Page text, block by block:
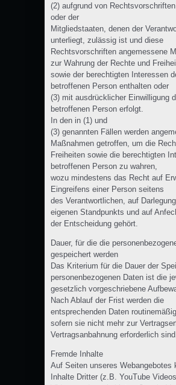
(2) aufgrund von
oder der
Mitgliedstaaten, denen der
unterliegt, zulässig ist und diese
Rechtsvorschriften angemessene
zur Wahrung der Rechte und
sowie der berechtigten Interessen
betroffenen Person enthalten oder
(3) mit ausdrücklicher Einwilligung
betroffenen Person erfolgt.
In den in (1) und
(3) genannten Fällen werden
Maßnahmen getroffen, um die
Freiheiten sowie die berechtigten
betroffenen Person zu wahren,
wozu mindestens das Recht auf
Eingreifens einer Person seitens
des Verantwortlichen, auf
eigenen Standpunkts und auf
der Entscheidung gehört.
Dauer, für die die
gespeichert werden
Das Kriterium für die Dauer der
personenbezogenen Daten ist die
gesetzlich vorgeschriebene
Nach Ablauf der Frist werden die
entsprechenden Daten
sofern sie nicht mehr zur
Vertragsanbahnung erforderlich sind.
Fremde Inhalte
Auf Seiten unseres Webangebotes
Inhalte Dritter (z.B. YouTube